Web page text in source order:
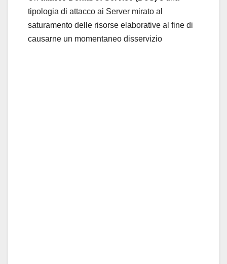
tipologia di attacco ai Server mirato al
saturamento delle risorse elaborative al fine di
causarne un momentaneo disservizio